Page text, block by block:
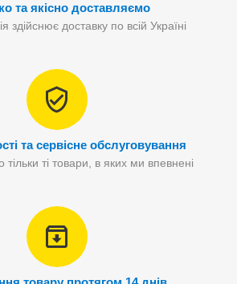
та якісно доставляємо
здійснює доставку по всій Україні
та сервісне обслуговування
ті товари, в яких ми впевнені